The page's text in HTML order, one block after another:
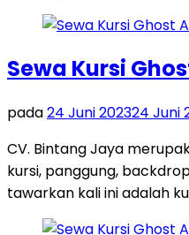
Sewa Kursi
pada24 Juni 202324 Juni
CV. Bintang Jaya
kursi, panggung,
tawarkan kali ini adalah